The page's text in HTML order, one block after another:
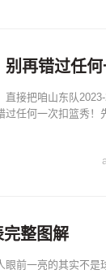
再错过任何
接把咱山东队
过任何一次扣篮秀！
整图解
眼前一亮的其实不